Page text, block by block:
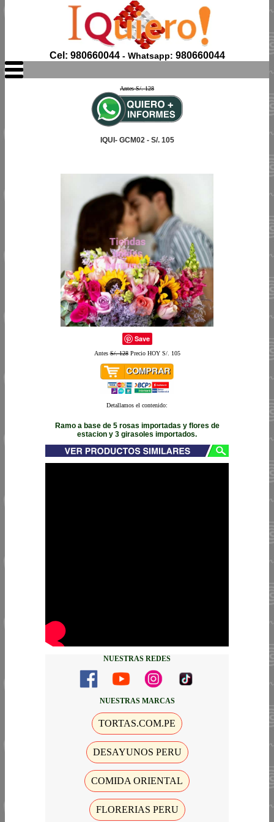
Cel: 980660044- Whatsapp: 980660044
Antes S/. 128
IQUI- GCM02 - S/. 105
Save
AntesS/. 128Precio HOY S/. 105
Detallamos el contenido:
Ramo a base de 5 rosas importadas y flores de
estacion y 3 girasoles importados.
NUESTRAS REDES
NUESTRAS MARCAS
TORTAS.COM.PE
DESAYUNOS PERU
COMIDA ORIENTAL
FLORERIAS PERU